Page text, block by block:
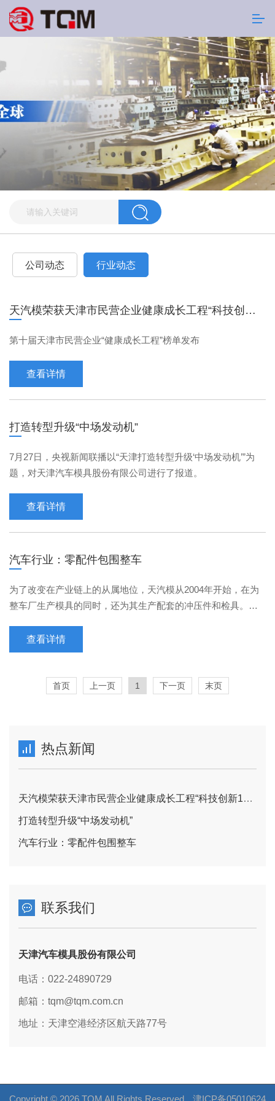
公司动态 行业动态
天汽模荣获天津市民营企业健康成长工程“科技创新
第十届天津市民营企业“健康成长工程”榜单发布
查看详情
打造转型升级“中场发动机”
7月27日，央视新闻联播以“天津打造转型升级‘中场发动机’”为
题，对天津汽车模具股份有限公司进行了报道。
查看详情
汽车行业：零配件包围整车
为了改变在产业链上的从属地位，天汽模从2004年开始，在为
整车厂生产模具的同时，还为其生产配套的冲压件和检具。这
查看详情
首页 上一页 1 下一页 末页
热点新闻
天汽模荣获天津市民营企业健康成长工程“科技创新100强”荣誉称号
打造转型升级“中场发动机”
汽车行业：零配件包围整车
联系我们
天津汽车模具股份有限公司
电话：022-24890729
邮箱：tqm@tqm.com.cn
地址：天津空港经济区航天路77号
Copyright © 2026 TQM All Rights Reserved. 津ICP备05010624